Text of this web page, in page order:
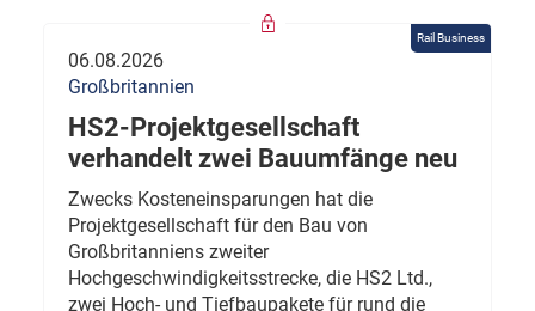
Rail Business
06.08.2026
Großbritannien
HS2-Projektgesellschaft
verhandelt zwei Bauumfänge neu
Zwecks Kosteneinsparungen hat die
Projektgesellschaft für den Bau von
Großbritanniens zweiter
Hochgeschwindigkeitsstrecke, die HS2 Ltd.,
zwei Hoch- und Tiefbaupakete für rund die